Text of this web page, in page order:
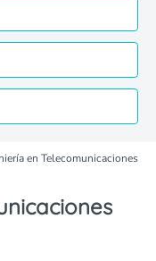
en Telecomunicaciones